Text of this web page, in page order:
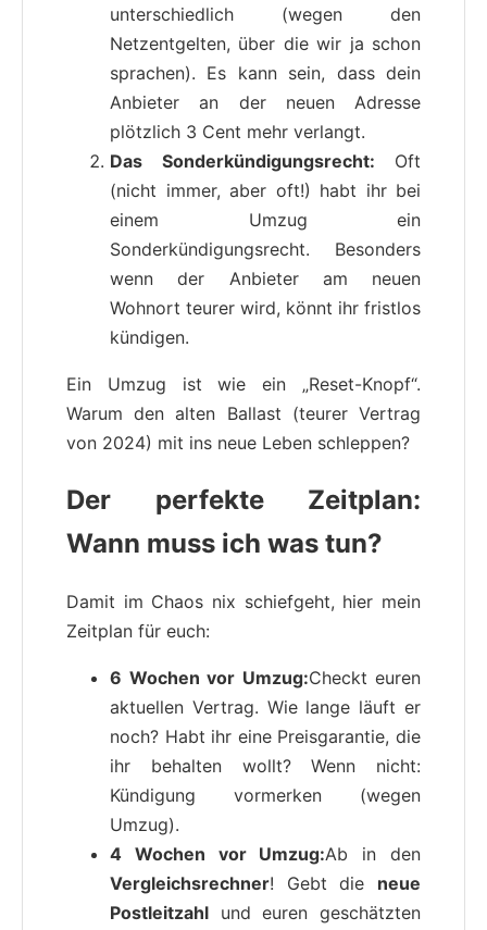
unterschiedlich (wegen den
Netzentgelten, über die wir ja schon
sprachen). Es kann sein, dass dein
Anbieter an der neuen Adresse
plötzlich 3 Cent mehr verlangt.
Das Sonderkündigungsrecht: Oft
(nicht immer, aber oft!) habt ihr bei
einem Umzug ein
Sonderkündigungsrecht. Besonders
wenn der Anbieter am neuen
Wohnort teurer wird, könnt ihr fristlos
kündigen.
Ein Umzug ist wie ein „Reset-Knopf“.
Warum den alten Ballast (teurer Vertrag
von 2024) mit ins neue Leben schleppen?
Der perfekte Zeitplan:
Wann muss ich was tun?
Damit im Chaos nix schiefgeht, hier mein
Zeitplan für euch:
6 Wochen vor Umzug:Checkt euren
aktuellen Vertrag. Wie lange läuft er
noch? Habt ihr eine Preisgarantie, die
ihr behalten wollt? Wenn nicht:
Kündigung vormerken (wegen
Umzug).
4 Wochen vor Umzug:Ab in den
Vergleichsrechner! Gebt die neue
Postleitzahl und euren geschätzten